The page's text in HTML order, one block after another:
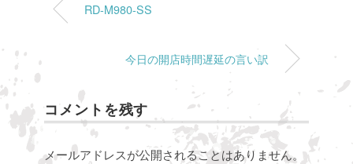
RD-M980-SS
今日の開店時間遅延の言い訳
コメントを残す
メールアドレスが公開されることはありません。